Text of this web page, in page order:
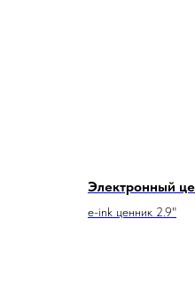
Электронный
e-ink ценник 2.9"